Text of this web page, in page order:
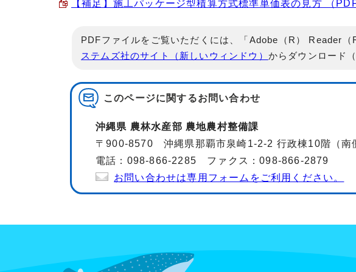
【補足】施工パッケージ型積算方式標準単価表の見方 （
PDFファイルをご覧いただくには、「Adobe（R） Reader（
ステムズ社のサイト（新しいウィンドウ） からダウンロード
このページに関するお問い合わせ
沖縄県 農林水産部 農地農村整備課
〒900-8570 沖縄県那覇市泉崎1-2-2 行政棟10階（南
電話：098-866-2285 ファクス：098-866-2879
お問い合わせは専用フォームをご利用ください。